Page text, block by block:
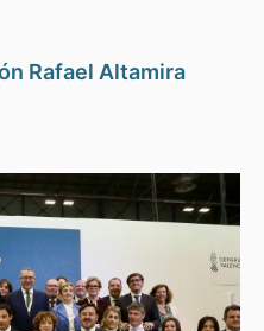
Rafael Altamira